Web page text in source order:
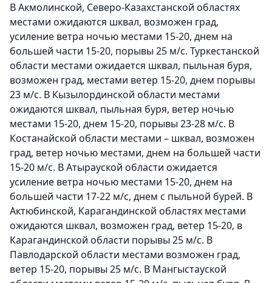
В Акмолинской, Северо-Казахстанской областях
местами ожидаются шквал, возможен град,
усиление ветра ночью местами 15-20, днем на
большей части 15-20, порывы 25 м/с. Туркестанской
области местами ожидается шквал, пыльная буря,
возможен град, местами ветер 15-20, днем порывы
23 м/с. В Кызылординской области местами
ожидаются шквал, пыльная буря, ветер ночью
местами 15-20, днем 15-20, порывы 23-28 м/с. В
Костанайской области местами – шквал, возможен
град, ветер ночью местами, днем на большей части
15-20 м/с. В Атырауской области ожидается
усиление ветра ночью местами 15-20, днем на
большей части 17-22 м/с, днем с пыльной бурей. В
Актюбинской, Карагандинской областях местами
ожидаются шквал, возможен град, ветер 15-20, в
Карагандинской области порывы 25 м/с. В
Павлодарской области местами возможен град,
ветер 15-20, порывы 25 м/с. В Мангыстауской